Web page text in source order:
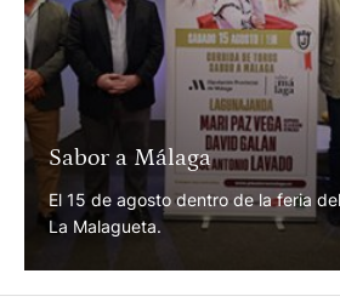
Sabor a Málaga
El 15 de agosto dentro de la feria
La Malagueta.